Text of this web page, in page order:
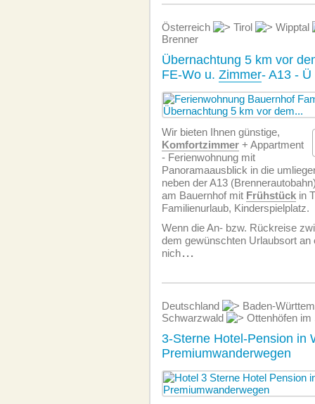
Österreich Tirol
Wipptal
Brenner
Übernachtung 5 km vor
FE-Wo u. Zimmer- A13 -
Wir bieten Ihnen günstige,
Komfortzimmer + Appartment
- Ferien­wohnung mit
Panoramaausblick in die
neben der A13
am Bauernhof mit Frühstück in
Familienurlaub, Kinderspielplatz.
Wenn die An- bzw. Rückreise
dem gewünschten Urlaubsort an
nich...
Deutschland
Baden-
Schwarzwald
Ottenhöfen
3-Sterne Hotel-Pension in
Premiumwanderwegen